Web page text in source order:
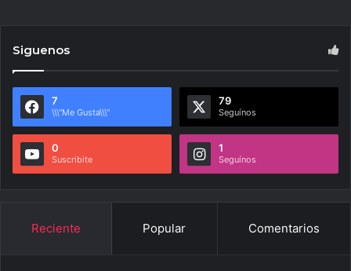
Siguenos
7
\\\"Me Gusta\\\"
79
Seguínos
0
Suscribite
1
Seguínos
Reciente Popular Comentarios